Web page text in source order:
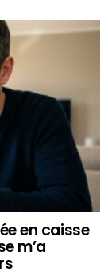
en caisse
m’a